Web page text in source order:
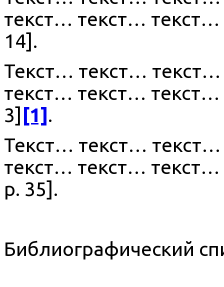
текст… текст…
14].
Текст… текст…
текст… текст…
3] [1] .
Текст… текст…
текст… текст…
р. 35].
Библиографический